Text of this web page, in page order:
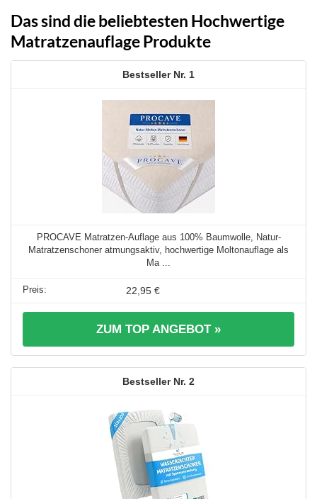
Das sind die beliebtesten Hochwertige
Matratzenauflage Produkte
1
PROCAVE Matratzen-Auflage aus 100% Baumwolle, Natur-
Matratzenschoner atmungsaktiv, hochwertige Moltonauflage als
Ma ...
22,95 €
ZUM TOP ANGEBOT »
2